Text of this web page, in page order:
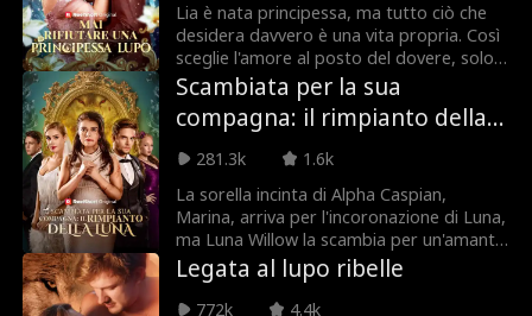
Lia è nata principessa, ma tutto ciò che
desidera davvero è una vita propria. Così
sceglie l'amore al posto del dovere, solo
per essere tradita e respinta dal suo
compagno. Ma non è tipo da restare a
pezzi a lungo. Quando inaspettatamente
si lega a un nuovo compagno che
nasconde i suoi segreti, Lia viene
catapultata in un mondo di potere,
inganni e seconde possibilità. Ora ha
finito di seguire le regole. È il momento di
reclamare il suo trono e far pentire tutti
quelli che hanno dubitato di lei!
Scambiata per la sua
compagna: il rimpianto della
luna281.3k
1.6k
La sorella incinta di Alpha Caspian,
Marina, arriva per l'incoronazione di Luna,
ma Luna Willow la scambia per un'amante
ribelle. In preda alla gelosia, Willow
tormenta Marina, causandole un aborto.
Ora i fratelli Brooks vogliono vendetta.
Legata al lupo ribelle
772k
4.4k